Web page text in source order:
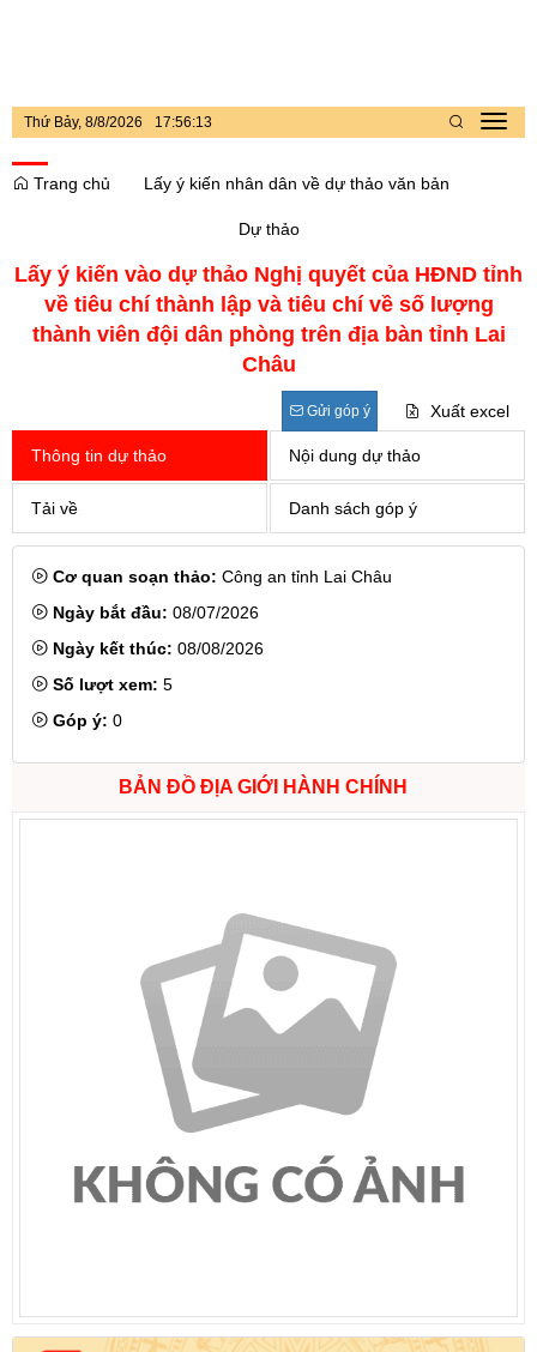
Thứ Bảy, 8/8/2026 17:56:13
Trang chủ
Lấy ý kiến nhân dân về dự thảo văn bản
Dự thảo
Lấy ý kiến vào dự thảo Nghị quyết của HĐND tỉnh
về tiêu chí thành lập và tiêu chí về số lượng
thành viên đội dân phòng trên địa bàn tỉnh Lai
Châu
Thông tin dự thảo Nội dung dự thảo
Tải về Danh sách góp ý
Cơ quan soạn thảo: Công an tỉnh Lai Châu
Ngày bắt đầu: 08/07/2026
Ngày kết thúc: 08/08/2026
Số lượt xem: 5
Góp ý: 0
Gửi góp ý Xuất excel
BẢN ĐỒ ĐỊA GIỚI HÀNH CHÍNH